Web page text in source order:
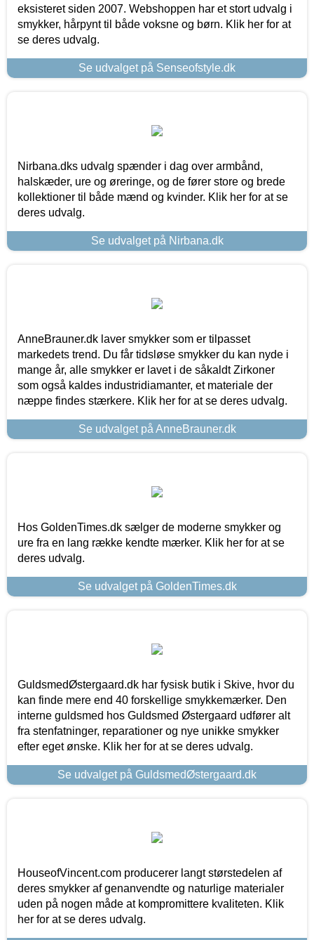
eksisteret siden 2007. Webshoppen har et stort udvalg i
smykker, hårpynt til både voksne og børn. Klik her for at
se deres udvalg.
Se udvalget på Senseofstyle.dk
Nirbana.dks udvalg spænder i dag over armbånd,
halskæder, ure og øreringe, og de fører store og brede
kollektioner til både mænd og kvinder. Klik her for at se
deres udvalg.
Se udvalget på Nirbana.dk
AnneBrauner.dk laver smykker som er tilpasset
markedets trend. Du får tidsløse smykker du kan nyde i
mange år, alle smykker er lavet i de såkaldt Zirkoner
som også kaldes industridiamanter, et materiale der
næppe findes stærkere. Klik her for at se deres udvalg.
Se udvalget på AnneBrauner.dk
Hos GoldenTimes.dk sælger de moderne smykker og
ure fra en lang række kendte mærker. Klik her for at se
deres udvalg.
Se udvalget på GoldenTimes.dk
GuldsmedØstergaard.dk har fysisk butik i Skive, hvor du
kan finde mere end 40 forskellige smykkemærker. Den
interne guldsmed hos Guldsmed Østergaard udfører alt
fra stenfatninger, reparationer og nye unikke smykker
efter eget ønske. Klik her for at se deres udvalg.
Se udvalget på GuldsmedØstergaard.dk
HouseofVincent.com producerer langt størstedelen af
deres smykker af genanvendte og naturlige materialer
uden på nogen måde at kompromittere kvaliteten. Klik
her for at se deres udvalg.